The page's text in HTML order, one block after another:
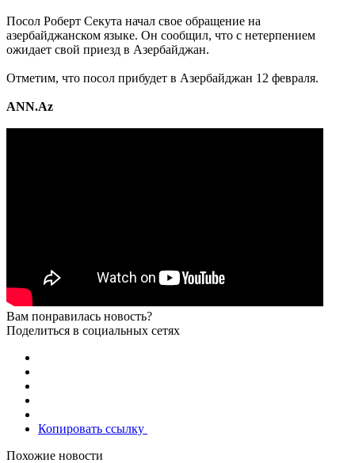
Посол Роберт Секута начал свое обращение на
азербайджанском языке. Он сообщил, что с нетерпением
ожидает свой приезд в Азербайджан.
Отметим, что посол прибудет в Азербайджан 12 февраля.
ANN.Az
Вам понравилась новость?
Поделиться в социальных сетях
Копировать ссылку
Похожие новости